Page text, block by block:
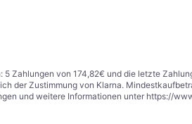
Zahlungen von 174,82€ und die letzte
der Zustimmung von Klarna.
und weitere Informationen unter https://